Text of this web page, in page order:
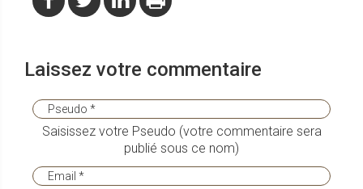
Laissez votre commentaire
Saisissez votre Pseudo (votre commentaire sera
publié sous ce nom)